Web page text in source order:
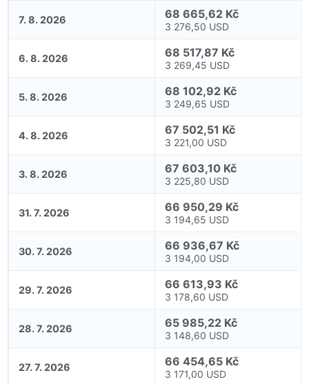
7. 8. 2026 68 665,62 Kč
3 276,50 USD
6. 8. 2026 68 517,87 Kč
3 269,45 USD
5. 8. 2026 68 102,92 Kč
3 249,65 USD
4. 8. 2026 67 502,51 Kč
3 221,00 USD
3. 8. 2026 67 603,10 Kč
3 225,80 USD
31. 7. 2026 66 950,29 Kč
3 194,65 USD
30. 7. 2026 66 936,67 Kč
3 194,00 USD
29. 7. 2026 66 613,93 Kč
3 178,60 USD
28. 7. 2026 65 985,22 Kč
3 148,60 USD
27. 7. 2026 66 454,65 Kč
3 171,00 USD